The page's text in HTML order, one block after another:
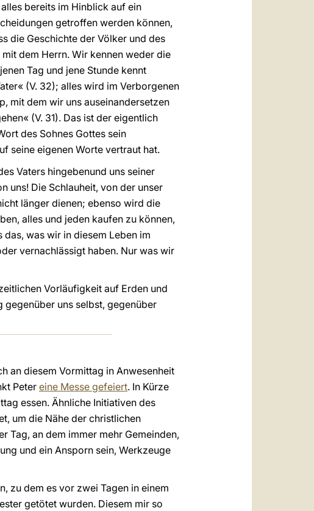
bereits im Hinblick auf ein
getroffen werden können,
die Geschichte der Völker und des
dem Herrn. Wir kennen weder die
Tag und jene Stunde kennt
(V. 32); alles wird im Verborgenen
mit dem wir uns auseinandersetzen
(V. 31). Das ist der eigentlich
des Sohnes Gottes sein
seine eigenen Worte vertraut hat.
Vaters hingebenund uns seiner
uns! Die Schlauheit, von der unser
länger dienen; ebenso wird die
alles und jeden kaufen zu können,
was wir in diesem Leben im
vernachlässigt haben. Nur was wir
Vorläufigkeit auf Erden und
gegenüber uns selbst, gegenüber
an diesem Vormittag in Anwesenheit
Peter eine Messe gefeiert. In Kürze
essen. Ähnliche Initiativen des
um die Nähe der christlichen
Tag, an dem immer mehr Gemeinden,
und ein Ansporn sein, Werkzeuge
zu dem es vor zwei Tagen in einem
getötet wurden. Diesem mir so